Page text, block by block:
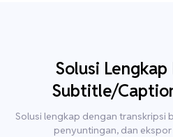
Solusi
Subtitle/
Solusi lengkap dengan transkripsi
penyuntingan, dan